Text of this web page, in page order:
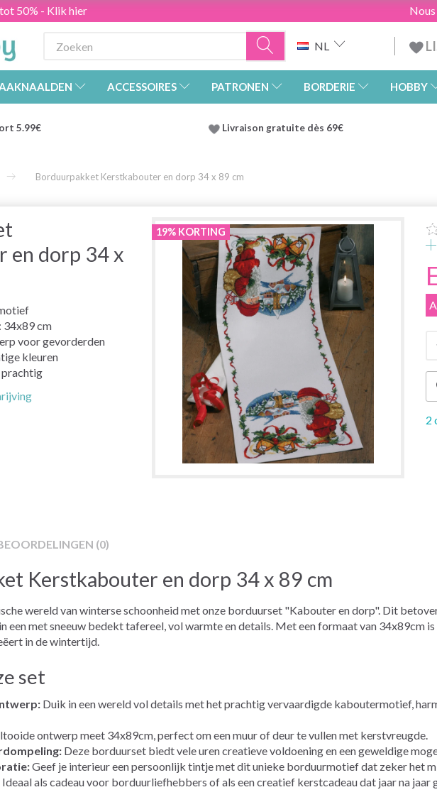
50% - Klik hier
NL
ACCESSOIRES PATRONEN BORDERIE HOBBY
5.99€ Livraison gratuite dès 69€
Borduurpakket Kerstkabouter en dorp 34 x 89 cm
en dorp 34 x
34x89 cm
voor gevorderden
kleuren
19% KORTING
2
(0)
Kerstkabouter en dorp 34 x 89 cm
wereld van winterse schoonheid met onze borduurset "Kabouter en dorp". Dit
een met sneeuw bedekt tafereel, vol warmte en details. Met een formaat van 34x89cm
in de wintertijd.
set
Duik in een wereld vol details met het prachtig vervaardigde kaboutermotief,
ontwerp meet 34x89cm, perfect om een muur of deur te vullen met kerstvreugde.
Deze borduurset biedt vele uren creatieve voldoening en een geweldige
Geef je interieur een persoonlijk tintje met dit unieke borduurmotief dat zeker het
Ideaal als cadeau voor borduurliefhebbers of als een creatief kerstcadeau dat jaar na jaar